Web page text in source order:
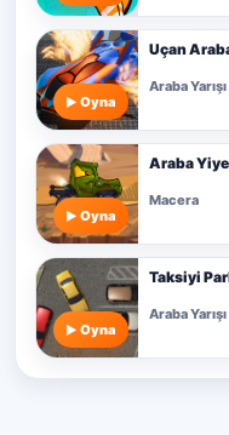
Oyna
Uçan
Araba Yarışı
Oyna
Araba
Macera
Oyna
Taksiyi
Araba Yarışı